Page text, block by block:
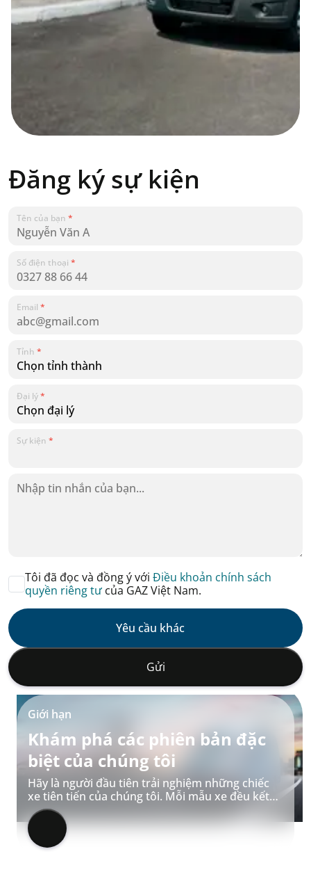
Đăng ký sự kiện
Tên của bạn *
Số điện thoại *
Email *
Tỉnh *
Đại lý*
Sự kiện *
Tôi đã đọc và đồng ý với Điều khoản chính sách
quyền riêng tư của GAZ Việt Nam.
Gửi
Giới hạn
Khám phá các phiên bản đặc
biệt của chúng tôi
Hãy là người đầu tiên trải nghiệm những chiếc
xe tiên tiến của chúng tôi. Mỗi mẫu xe đều kết
hợp công nghệ tiên tiến với hiệu suất vượt trội.